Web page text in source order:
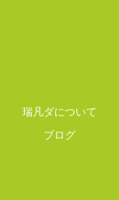
瑞凡ダについて
ブログ